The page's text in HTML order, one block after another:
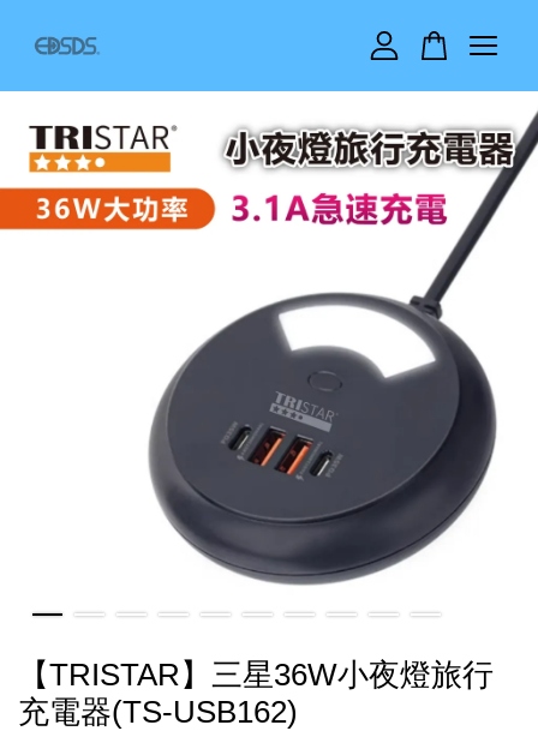
【TRISTAR】三星36W小夜燈旅行
充電器(TS-USB162)
您的購物車目前還是空的。
繼續購物